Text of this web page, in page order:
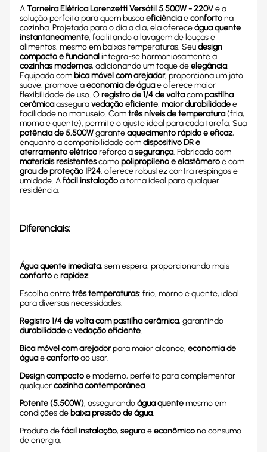
ATorneira Elétrica Lorenzetti Versátil 5.500W - 220Vé a
solução perfeita para quem buscaeficiênciaeconfortona
cozinha. Projetada para o dia a dia, ela ofereceágua quente
instantaneamente, facilitando a lavagem de louças e
alimentos, mesmo em baixas temperaturas. Seudesign
compacto e funcional integra-se harmoniosamente a
cozinhas modernas, adicionando um toque deelegância.
Equipada com bica móvel com arejador, proporciona um jato
suave, promove aeconomia de águae oferece maior
flexibilidade de uso. Oregistro de 1/4 de voltacompastilha
cerâmicaasseguravedação eficiente, maior durabilidadee
facilidade no manuseio. Comtrês níveis de temperatura(fria,
morna e quente), permite o ajuste ideal para cada tarefa. Sua
potência de 5.500Wgaranteaquecimento rápido e eficaz,
enquanto a compatibilidade comdispositivo DR e
aterramento elétricoreforça asegurança. Fabricada com
materiais resistentescomopolipropileno e elastômeroe com
grau de proteção IP24, oferece robustez contra respingos e
umidade. Afácil instalaçãoa torna ideal para qualquer
residência.
Diferenciais:
Água quente imediata, sem espera, proporcionando mais
confortoerapidez.
Escolha entretrês temperaturas: frio, morno e quente, ideal
para diversas necessidades.
Registro 1/4 de volta com pastilha cerâmica, garantindo
durabilidadeevedação eficiente.
Bica móvel com arejadorpara maior alcance, economia de
águaeconfortoao usar.
Design compactoe moderno, perfeito para complementar
qualquercozinha contemporânea.
Potente (5.500W), assegurandoágua quentemesmo em
condições de baixa pressão de água.
Produto defácil instalação, seguroeeconômicono consumo
de energia.